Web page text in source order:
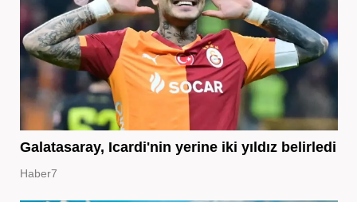
Galatasaray, Icardi'nin yerine iki yıldız belirledi
Haber7